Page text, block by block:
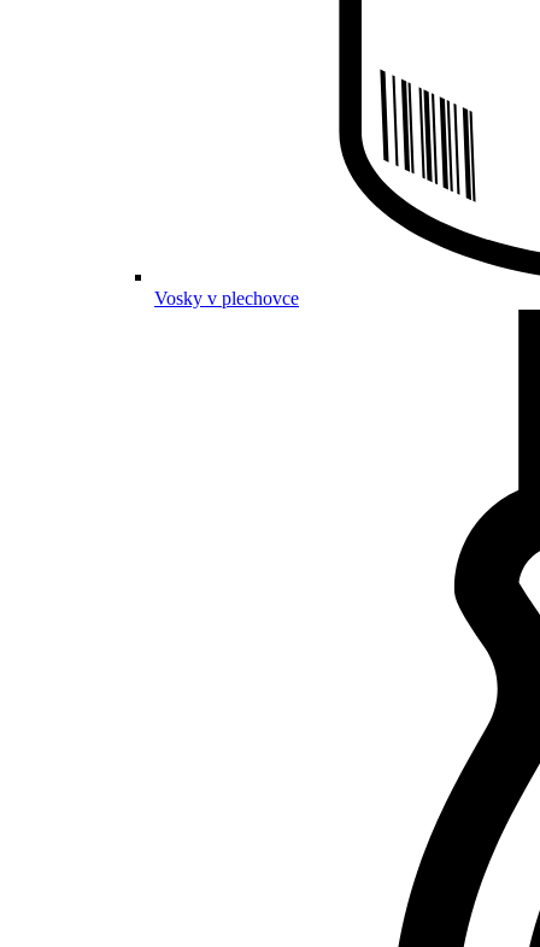
Vosky v plechovce